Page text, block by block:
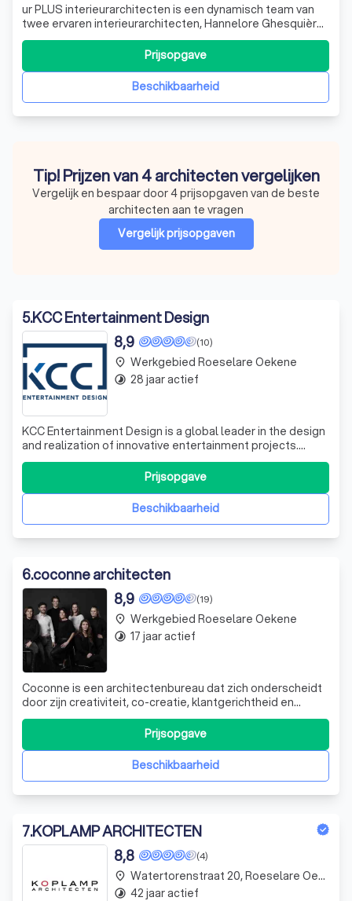
ur PLUS interieurarchitecten is een dynamisch team van
twee ervaren interieurarchitecten, Hannelore Ghesquière
en Soetkin Christiaens. Wij zijn gespecialiseerd in het
verbouwen, renoveren en herindelen van panden. Of het
nu gaat om een Brugse rijwoning, een nieuwbouw keuken,
een kinderkamer of een kBeschikbaarheid
Prijsopgave
Tip! Prijzen van 4 architecten vergelijken
Vergelijk en bespaar door 4 prijsopgaven van de beste
architecten aan te vragen
Vergelijk prijsopgaven
5.KCC Entertainment Design
(10)
8,9
KCC Entertainment Design is a global leader in the design
and realization of innovative entertainment projects.
Founded in 2000, we initially focused on creating
immersive karting centers, but quickly recognized the
market's need for comprehensive family entertainment
centers. Today, our team of ove
Beschikbaarheid
Prijsopgave
place Werkgebied Roeselare Oekene
timelapse 28 jaar actief
6.coconne architecten
(19)
8,9
Coconne is een architectenbureau dat zich onderscheidt
door zijn creativiteit, co-creatie, klantgerichtheid en
kwaliteit. Wij zijn uw betrouwbare partner voor
nieuwbouwprojecten, verbouwingen, interieurcreaties en
projectbouw. Elk project dat we aanpakken, wordt een
uniek designobject, een tastbare
Beschikbaarheid
Prijsopgave
place Werkgebied Roeselare Oekene
timelapse 17 jaar actief
7.KOPLAMP ARCHITECTEN
(4)
8,8
place Watertorenstraat 20, Roeselare Oekene
timelapse 42 jaar actief